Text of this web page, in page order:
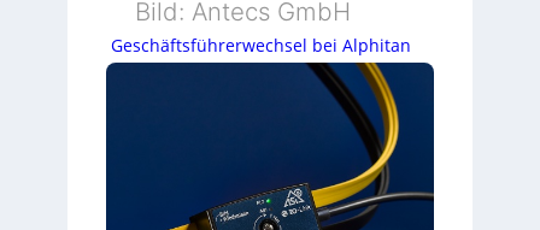
Bild: Antecs GmbH
Geschäftsführerwechsel bei Alphitan